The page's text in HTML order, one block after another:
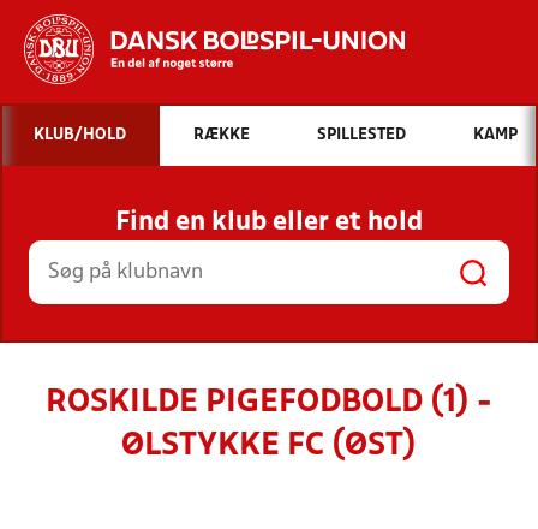
Hvad vil du søge efter?
INDHOLD OG NYHEDER
STILLINGER, RESULTATER, KLUBBER OG
HOLD
KLUB/HOLD RÆKKE SPILLESTED KAMP
Find en klub eller et hold
ROSKILDE PIGEFODBOLD (1) -
ØLSTYKKE FC (ØST)